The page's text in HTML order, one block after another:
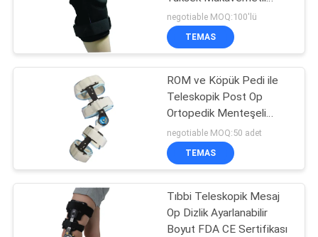
HARITASI
PRIVACY
POLICY
Menteşeli Tıbbi Dizlik
negotiable MOQ:100'lü
TEMAS
ROM ve Köpük Pedi ile
Teleskopik Post Op
Ortopedik Menteşeli
Dizlik
negotiable MOQ:50 adet
TEMAS
Tıbbi Teleskopik Mesaj
Op Dizlik Ayarlanabilir
Boyut FDA CE Sertifikası